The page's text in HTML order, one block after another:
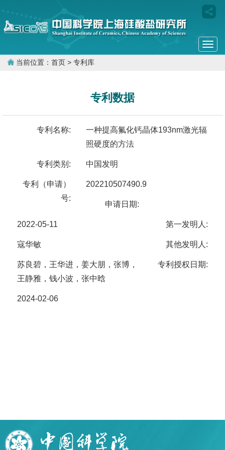
当前位置： 首页 > 专利库
专利数据
专利名称:
一种提高氟化钙晶体193nm激光辐
照硬度的方法
专利类别: 中国发明
专利（申请）
号:
202210507490.9
申请日期:
2022-05-11 第一发明人:
寇华敏 其他发明人:
苏良碧，王华进，姜大朋，张博，
王静雅，钱小波，张中晗
专利授权日期:
2024-02-06